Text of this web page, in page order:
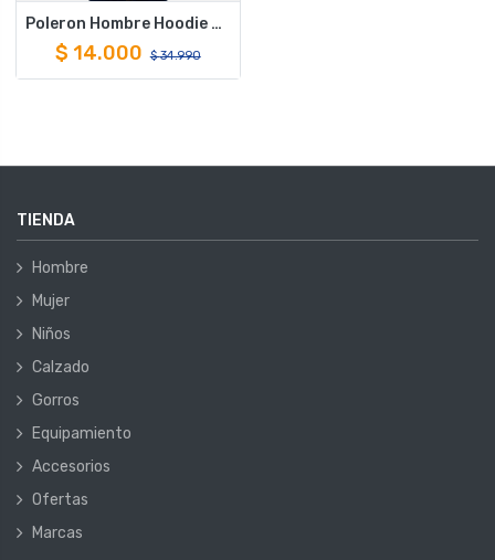
Poleron Hombre Hoodie Echo Negro Hang Loose
$ 14.000 $34.990
TIENDA
Hombre
Mujer
Niños
Calzado
Gorros
Equipamiento
Accesorios
Ofertas
Marcas